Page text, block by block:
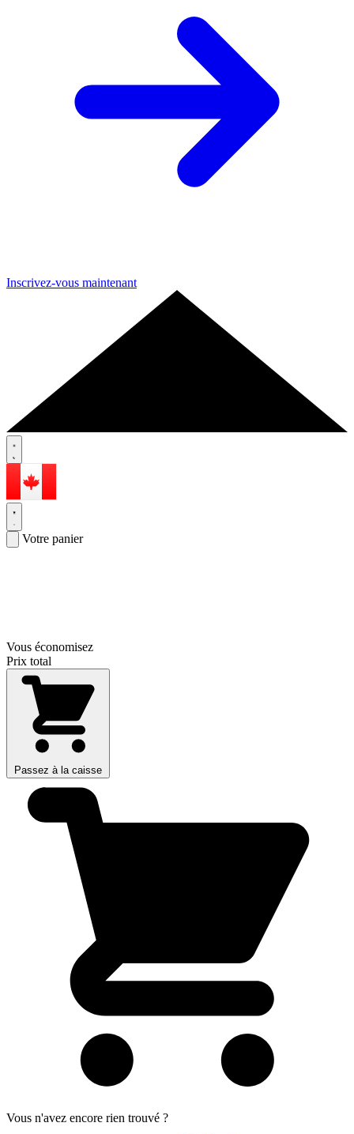
Inscrivez-vous maintenant
Votre panier
Vous économisez
Prix total
Passez à la caisse
Vous n'avez encore rien trouvé ?